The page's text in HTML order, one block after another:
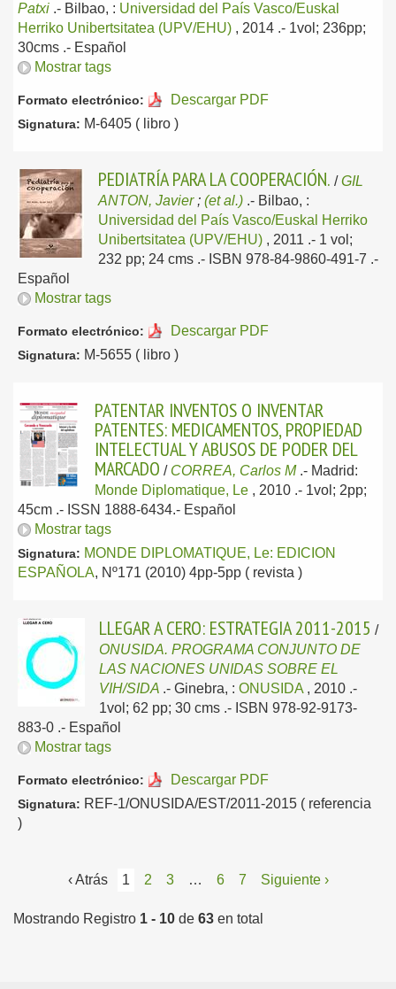
Patxi .- Bilbao, : Universidad del País Vasco/Euskal
Herriko Unibertsitatea (UPV/EHU) , 2014 .- 1vol; 236pp;
30cms .- Español
Mostrar tags
Formato electrónico: Descargar PDF
Signatura: M-6405 ( libro )
PEDIATRÍA PARA LA COOPERACIÓN. /GIL
ANTON, Javier; (et al.) .- Bilbao, :
Universidad del País Vasco/Euskal Herriko
Unibertsitatea (UPV/EHU) , 2011 .- 1 vol;
232 pp; 24 cms .- ISBN 978-84-9860-491-7 .-
Español
Mostrar tags
Formato electrónico: Descargar PDF
Signatura: M-5655 ( libro )
PATENTAR INVENTOS O INVENTAR
PATENTES: MEDICAMENTOS, PROPIEDAD
INTELECTUAL Y ABUSOS DE PODER DEL
MARCADO / CORREA, Carlos M .- Madrid:
Monde Diplomatique, Le , 2010 .- 1vol; 2pp;
45cm .- ISSN 1888-6434.- Español
Mostrar tags
Signatura: MONDE DIPLOMATIQUE, Le: EDICION
ESPAÑOLA, Nº171 (2010) 4pp-5pp ( revista )
LLEGAR A CERO: ESTRATEGIA 2011-2015 /
ONUSIDA. PROGRAMA CONJUNTO DE
LAS NACIONES UNIDAS SOBRE EL
VIH/SIDA .- Ginebra, : ONUSIDA , 2010 .-
1vol; 62 pp; 30 cms .- ISBN 978-92-9173-
883-0 .- Español
Mostrar tags
Formato electrónico: Descargar PDF
Signatura: REF-1/ONUSIDA/EST/2011-2015 ( referencia
)
‹ Atrás 1 2 3 … 6 7 Siguiente ›
Mostrando Registro 1 - 10 de 63 en total